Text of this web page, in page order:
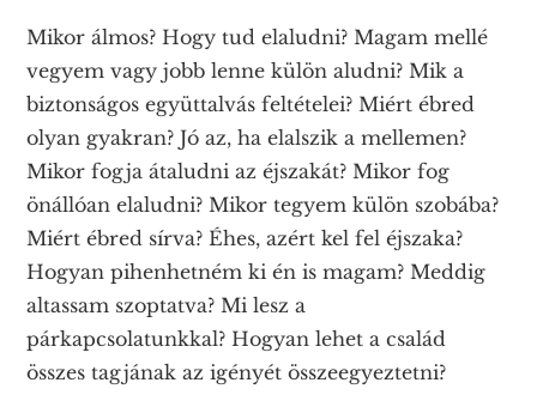
Mikor álmos? Hogy tud elaludni? Magam mellé
vegyem vagy jobb lenne külön aludni? Mik a
biztonságos együttalvás feltételei? Miért ébred
olyan gyakran? Jó az, ha elalszik a mellemen?
Mikor fogja átaludni az éjszakát? Mikor fog
önállóan elaludni? Mikor tegyem külön szobába?
Miért ébred sírva? Éhes, azért kel fel éjszaka?
Hogyan pihenhetném ki én is magam? Meddig
altassam szoptatva? Mi lesz a
párkapcsolatunkkal? Hogyan lehet a család
összes tagjának az igényét összeegyeztetni?